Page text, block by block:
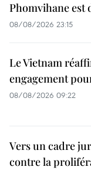
Phomvihane est
08/08/2026 23:15
Le Vietnam
engagement
08/08/2026 09:22
Vers un cadre
contre la